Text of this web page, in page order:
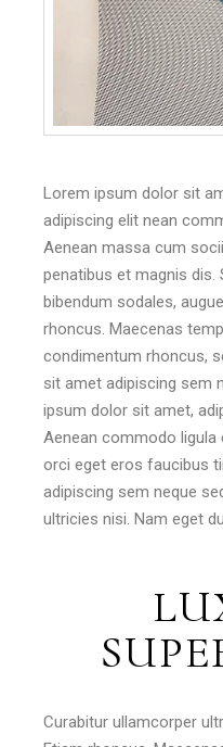
Lorem ipsum dolor sit
adipiscing elit nean
Aenean massa cum
penatibus et magnis dis.
bibendum sodales,
rhoncus. Maecenas
condimentum rhoncus,
sit amet adipiscing sem
ipsum dolor sit amet,
Aenean commodo
orci eget eros faucibus
adipiscing sem neque
ultricies nisi. Nam eget
Curabitur ullamcorper